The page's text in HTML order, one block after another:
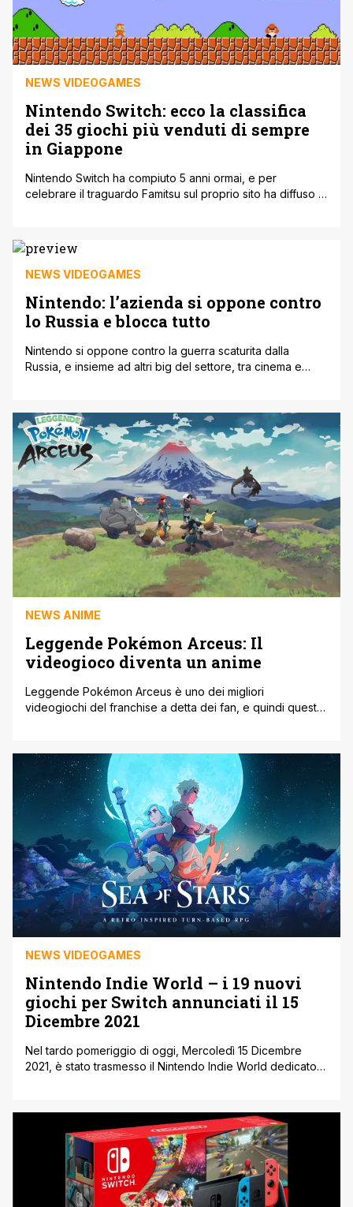
NEWS VIDEOGAMES
Nintendo Switch: ecco la classifica
dei 35 giochi più venduti di sempre
in Giappone
Nintendo Switch ha compiuto 5 anni ormai, e per
celebrare il traguardo Famitsu sul proprio sito ha diffuso la
sorprendere, forse. I numeri sono incredibili ma ricordate
che in terra nipponica i titoli Nintendo ottengono un
successo singolare [']
NEWS VIDEOGAMES
Nintendo: l’azienda si oppone contro
lo Russia e blocca tutto
Nintendo si oppone contro la guerra scaturita dalla
Russia, e insieme ad altri big del settore, tra cinema e
(Electronics Arts) ha fatto la sua mossa, e ha eliminato
dalle squadre disponibili in Fifa 22, tutte quelle russe e
bielorusse; inoltre anche CD [']
NEWS ANIME
Leggende Pokémon Arceus: Il
videogioco diventa un anime
Leggende Pokémon Arceus è uno dei migliori
videogiochi del franchise a detta dei fan, e quindi questa
l'omonimo videogame da poco tempo, si appresta non
solo al lancio di due nuovi giochi dedicati al brand, ma
inizia a produrre anche un'anime, come se non [']
NEWS VIDEOGAMES
Nintendo Indie World – i 19 nuovi
giochi per Switch annunciati il 15
Dicembre 2021
Nel tardo pomeriggio di oggi, Mercoledì 15 Dicembre
2021, è stato trasmesso il Nintendo Indie World dedicato
ufficiale. I giochi annunciati durante il Nintendo Indie World
del 15 Dicembre Sea of Stars di Sabotage Studio: questo
prequel [']